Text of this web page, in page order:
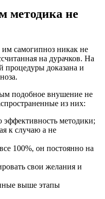
методика не
самогипноз никак не
на дурачков. На
процедуры доказана и
подобное внушение не
из них:
эффективность методики;
к случаю а не
100%, он постоянно на
свои желания и
выше этапы